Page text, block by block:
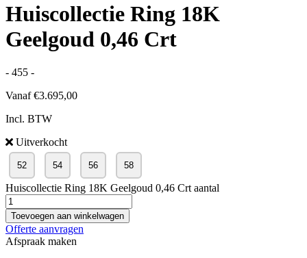
Huiscollectie Ring 18K
Geelgoud 0,46 Crt
- 455 -
Vanaf€3.695,00
Incl. BTW
Uitverkocht
52 54 56 58
Huiscollectie Ring 18K Geelgoud 0,46 Crt aantal
Toevoegen aan winkelwagen
Offerte aanvragen
Afspraak maken